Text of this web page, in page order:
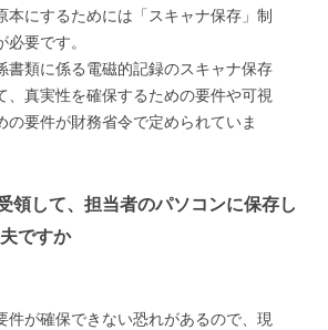
本にするためには「スキャナ保存」制
要です。
に係る電磁的記録のスキャナ保存
、真実性を確保するための要件や可視
の要件が財務省令で定められていま
領して、担当者のパソコンに保存し
ですか
件が確保できない恐れがあるので、現